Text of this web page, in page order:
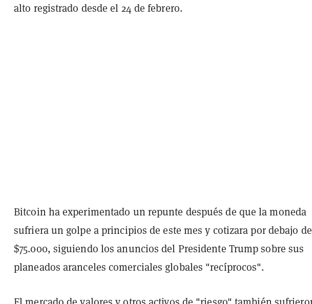
alto registrado desde el 24 de febrero.
Bitcoin ha experimentado un repunte después de que la moneda
sufriera un golpe a principios de este mes y cotizara por debajo
$75.000, siguiendo los anuncios del Presidente Trump sobre sus
planeados aranceles comerciales globales "recíprocos".